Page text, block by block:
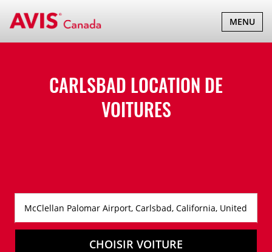
BASCULER
LA
MENU
CARLSBAD LOCATION DE
VOITURES
CHOISIR VOITURE